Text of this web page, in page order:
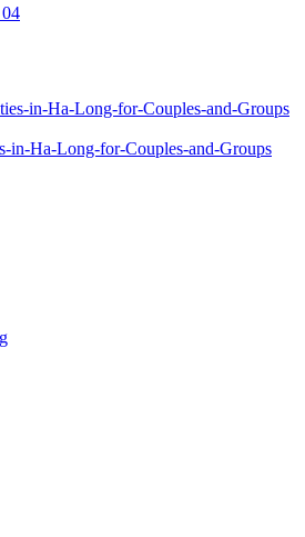
04
in-Ha-Long-for-Couples-and-Groups